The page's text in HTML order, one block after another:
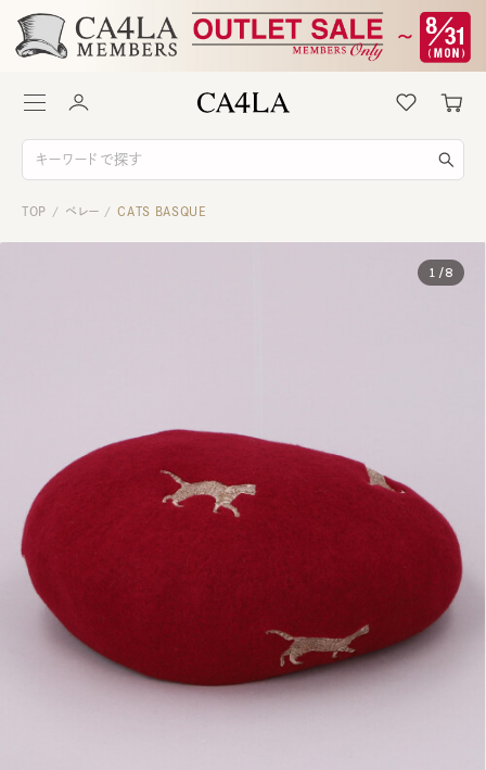
TOP / ベレー / CATS BASQUE
1 /8